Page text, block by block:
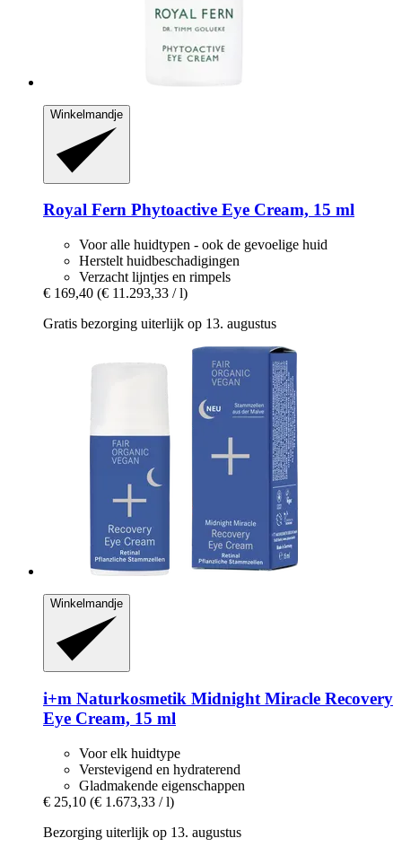
Winkelmandje
Royal Fern Phytoactive Eye Cream, 15 ml
Voor alle huidtypen - ook de gevoelige huid
Herstelt huidbeschadigingen
Verzacht lijntjes en rimpels
€ 169,40 (€ 11.293,33 / l)
Gratis bezorging uiterlijk op 13. augustus
Winkelmandje
i+m Naturkosmetik Midnight Miracle Recovery
Eye Cream, 15 ml
Voor elk huidtype
Verstevigend en hydraterend
Gladmakende eigenschappen
€ 25,10 (€ 1.673,33 / l)
Bezorging uiterlijk op 13. augustus